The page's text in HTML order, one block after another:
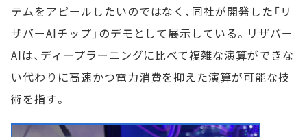
テムをアピールしたいのではなく、同社が開発した「リ
ザバーAIチップ」のデモとして展示している。リザバー
AIは、ディープラーニングに比べて複雑な演算ができな
い代わりに高速かつ電力消費を抑えた演算が可能な技
術を指す。